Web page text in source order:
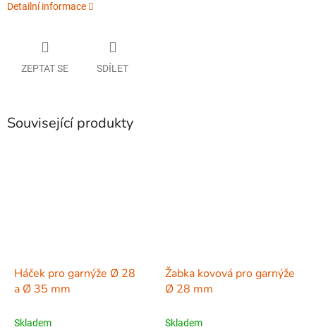
Detailní informace
ZEPTAT SE SDÍLET
Související produkty
Háček pro garnýže Ø 28
a Ø 35 mm
Skladem
Žabka kovová pro garnýže
Ø 28 mm
Skladem